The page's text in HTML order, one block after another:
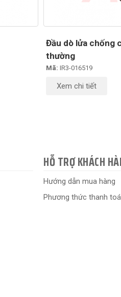
Đầu dò lửa chống
thường
Mã: IR3-016519
Xem chi tiết
HỖ TRỢ KHÁCH
Hướng dẫn mua hàng
Phương thức thanh